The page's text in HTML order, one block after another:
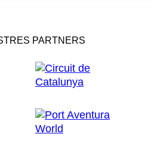
PARTNERS